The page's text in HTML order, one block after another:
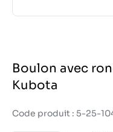
Boulon avec
Kubota
Code produit : 5-25-